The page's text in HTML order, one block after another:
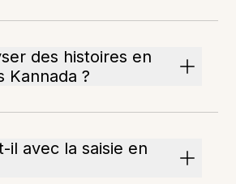
des histoires en
Kannada ?
il avec la saisie en